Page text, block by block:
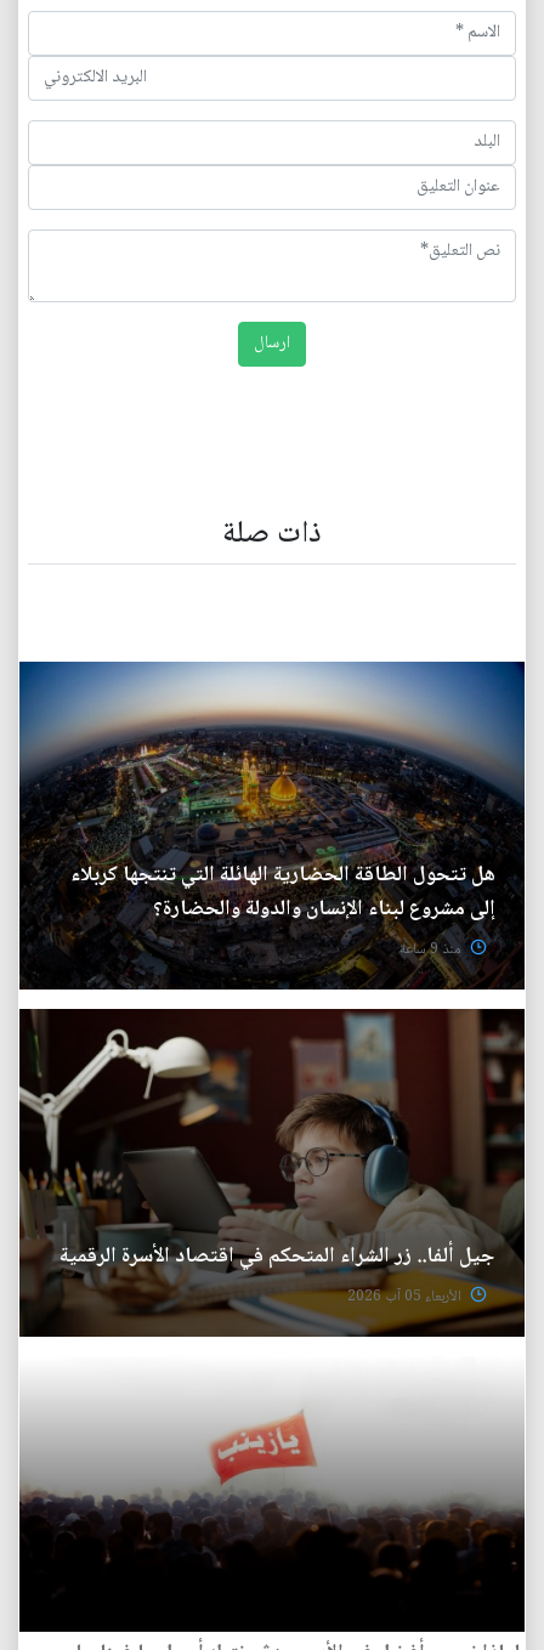
ذات صلة
هل تتحول الطاقة الحضارية الهائلة التي تنتجها كربلاء
إلى مشروع لبناء الإنسان والدولة والحضارة؟
منذ 9 ساعة
جيل ألفا.. زر الشراء المتحكم في اقتصاد الأسرة الرقمية
الأربعاء 05 آب 2026